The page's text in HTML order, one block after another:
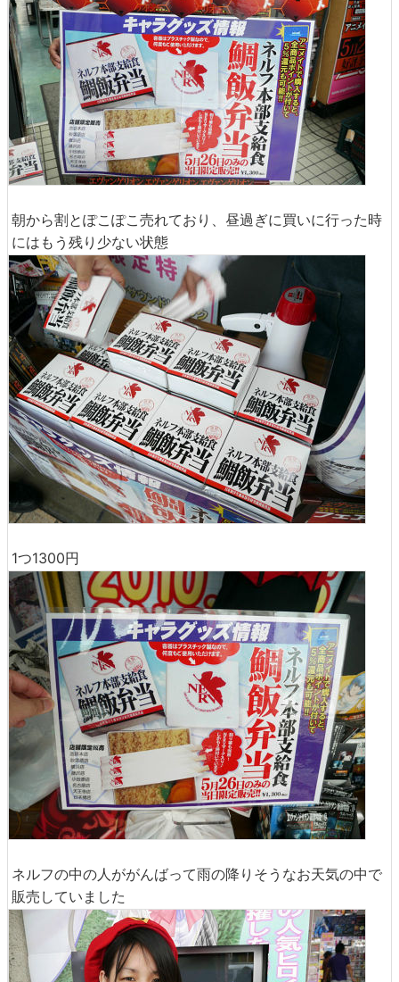
朝から割とぽこぽこ売れており、昼過ぎに買いに行った時
にはもう残り少ない状態
1つ1300円
ネルフの中の人ががんばって雨の降りそうなお天気の中で
販売していました